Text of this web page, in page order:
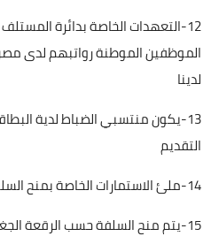
12-التعهدات الخاصة بدائرة
الموظفين الموطنة رواتبهم لدى
لدينا
13-يكون منتسبي الضباط لدية
التقديم
14-ملئ الاستمارات الخاصة بمنح السلف
15-يتم منح السلفة حسب الرقعة الجغرافية لطالب السلفة